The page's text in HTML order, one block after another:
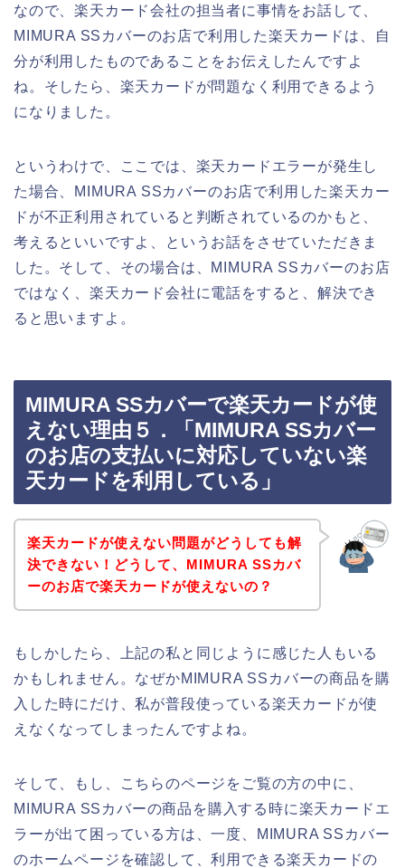
なので、楽天カード会社の担当者に事情をお話して、
MIMURA SSカバーのお店で利用した楽天カードは、自
分が利用したものであることをお伝えしたんですよ
ね。そしたら、楽天カードが問題なく利用できるよう
になりました。
というわけで、ここでは、楽天カードエラーが発生し
た場合、MIMURA SSカバーのお店で利用した楽天カー
ドが不正利用されていると判断されているのかもと、
考えるといいですよ、というお話をさせていただきま
した。そして、その場合は、MIMURA SSカバーのお店
ではなく、楽天カード会社に電話をすると、解決でき
ると思いますよ。
MIMURA SSカバーで楽天カードが使
えない理由５．「MIMURA SSカバー
のお店の支払いに対応していない楽
天カードを利用している」
楽天カードが使えない問題がどうしても解
決できない！どうして、MIMURA SSカバ
ーのお店で楽天カードが使えないの？
もしかしたら、上記の私と同じように感じた人もいる
かもしれません。なぜかMIMURA SSカバーの商品を購
入した時にだけ、私が普段使っている楽天カードが使
えなくなってしまったんですよね。
そして、もし、こちらのページをご覧の方の中に、
MIMURA SSカバーの商品を購入する時に楽天カードエ
ラーが出て困っている方は、一度、MIMURA SSカバー
のホームページを確認して、利用できる楽天カードの